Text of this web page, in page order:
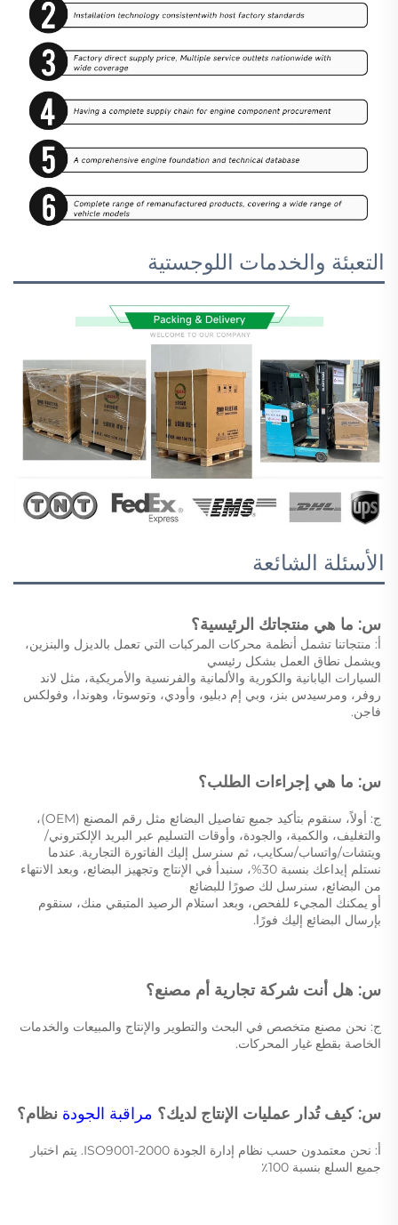
التعبئة والخدمات اللوجستية
الأسئلة الشائعة
س: ما هي منتجاتك الرئيسية؟
ويشمل نطاق العمل بشكل رئيسي
فاجن.
س: ما هي إجراءات الطلب؟
والتغليف، والكمية، والجودة، وأوقات التسليم عبر البريد الإلكتروني/
ويتشات/واتساب/سكايب، ثم سنرسل إليك الفاتورة التجارية. عندما
من البضائع، سنرسل لك صورًا للبضائع
بإرسال البضائع إليك فورًا.
س: هل أنت شركة تجارية أم مصنع؟
الخاصة بقطع غيار المحركات.
س: كيف تُدار عمليات الإنتاج لديك؟ مراقبة الجودة نظام؟
جميع السلع بنسبة 100٪